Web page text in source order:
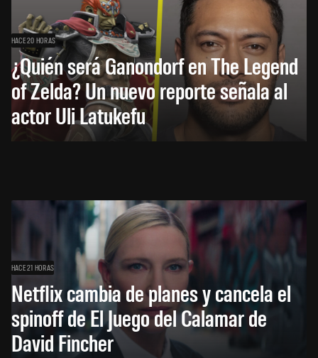
HACE 20 HORAS
¿Quién será Ganondorf en The Legend
of Zelda? Un nuevo reporte señala al
actor Uli Latukefu
HACE 21 HORAS
Netflix cambia de planes y cancela el
spinoff de El Juego del Calamar de
David Fincher